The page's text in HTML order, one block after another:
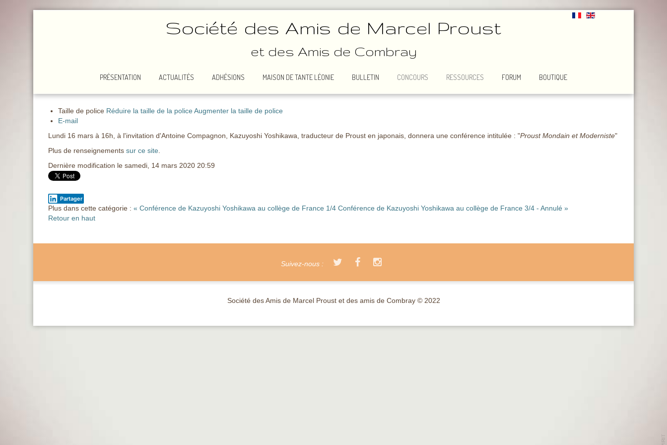
Société des Amis de Marcel Proust
et des Amis de Combray
PRÉSENTATION ACTUALITÉS ADHÉSIONS MAISON DE TANTE LÉONIE BULLETIN CONCOURS RESSOURCES FORUM BOUTIQUE
Taille de police Réduire la taille de la police Augmenter la taille de police
E-mail
Lundi 16 mars à 16h, à l'invitation d'Antoine Compagnon, Kazuyoshi Yoshikawa, traducteur de Proust en japonais, donnera une conférence intitulée : "Proust Mondain et Moderniste"
Plus de renseignementssur ce site.
Dernière modification le samedi, 14 mars 2020 20:59
Partager
Plus dans cette catégorie :« Conférence de Kazuyoshi Yoshikawa au collège de France 1/4 Conférence de Kazuyoshi Yoshikawa au collège de France 3/4 - Annulé »
Retour en haut
Suivez-nous :
Société des Amis de Marcel Proust et des amis de Combray © 2022